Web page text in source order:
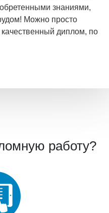
знаниями,
Можно просто
качественный диплом, по
работу?